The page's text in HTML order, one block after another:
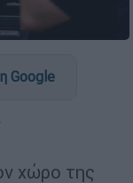
Google
χώρο της